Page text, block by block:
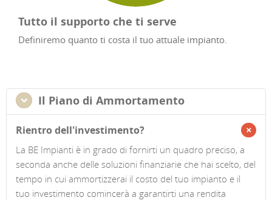
Tutto il supporto che ti serve
Definiremo quanto ti costa il tuo attuale impianto.
Il Piano di Ammortamento
Rientro dell'investimento?
La BE Impianti è in grado di fornirti un quadro preciso, a
seconda anche delle soluzioni finanziarie che hai scelto, del
tempo in cui ammortizzerai il costo del tuo impianto e il
tuo investimento comincerà a garantirti una rendita